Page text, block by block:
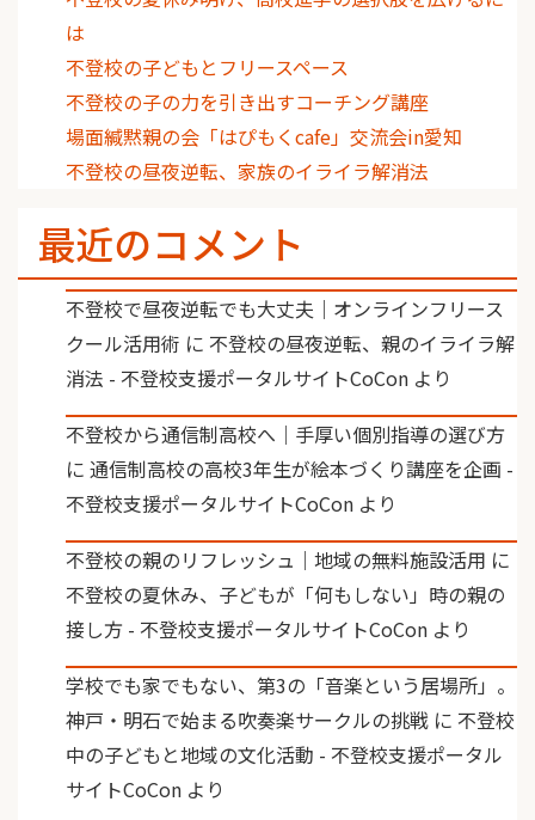
は
不登校の子どもとフリースペース
不登校の子の力を引き出すコーチング講座
場面緘黙親の会「はぴもくcafe」交流会in愛知
不登校の昼夜逆転、家族のイライラ解消法
最近のコメント
不登校で昼夜逆転でも大丈夫｜オンラインフリース
クール活用術 に 不登校の昼夜逆転、親のイライラ解
消法 - 不登校支援ポータルサイトCoCon より
不登校から通信制高校へ｜手厚い個別指導の選び方
に 通信制高校の高校3年生が絵本づくり講座を企画 -
不登校支援ポータルサイトCoCon より
不登校の親のリフレッシュ｜地域の無料施設活用 に
不登校の夏休み、子どもが「何もしない」時の親の
接し方 - 不登校支援ポータルサイトCoCon より
学校でも家でもない、第3の「音楽という居場所」。
神戸・明石で始まる吹奏楽サークルの挑戦 に 不登校
中の子どもと地域の文化活動 - 不登校支援ポータル
サイトCoCon より